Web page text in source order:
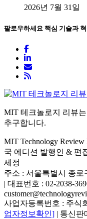
2026년 7월 31일
팔로우하세요 핵심 기술과
MIT 테크놀로지 리뷰
추구합니다.
MIT Technology
국 에디션 발행인 & 편
세정
주소 : 서울특별시 종로
| 대표번호 : 02-2038-
사업자등록번호 : 주식
업자정보확인] | 통신판